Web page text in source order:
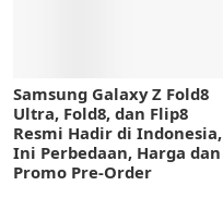
Samsung Galaxy Z Fold8
Ultra, Fold8, dan Flip8
Resmi Hadir di Indonesia,
Ini Perbedaan, Harga dan
Promo Pre-Order